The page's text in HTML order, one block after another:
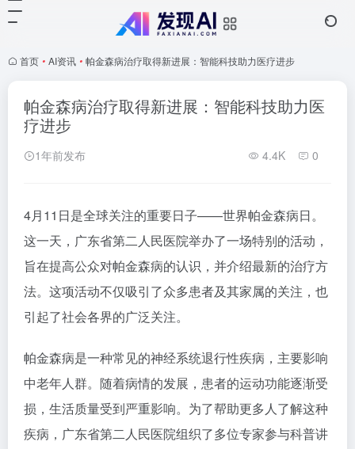
首页 • AI资讯 • 帕金森病治疗取得新进展：智能科技助力医疗进步
帕金森病治疗取得新进展：智能科技助力医
疗进步
1年前发布 4.4K 0
4月11日是全球关注的重要日子——世界帕金森病日。
这一天，广东省第二人民医院举办了一场特别的活动，
旨在提高公众对帕金森病的认识，并介绍最新的治疗方
法。这项活动不仅吸引了众多患者及其家属的关注，也
引起了社会各界的广泛关注。
帕金森病是一种常见的神经系统退行性疾病，主要影响
中老年人群。随着病情的发展，患者的运动功能逐渐受
损，生活质量受到严重影响。为了帮助更多人了解这种
疾病，广东省第二人民医院组织了多位专家参与科普讲